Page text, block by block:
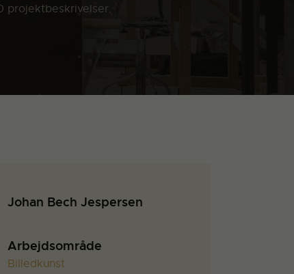
projektbeskrivelser.
Johan Bech Jespersen
Arbejdsområde
Billedkunst